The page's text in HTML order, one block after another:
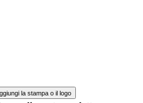
la stampa o il logo